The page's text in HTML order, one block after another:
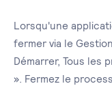
Lorsqu'une
fermer via le
Démarrer, Tous les
». Fermez le